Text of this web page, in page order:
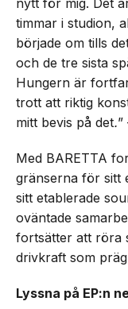
nytt för mig. Det
timmar i studion,
började om tills
och de tre sista
Hungern är
trott att riktig
mitt bevis på det.
Med BARETTA
gränserna för sitt
sitt etablerade
oväntade
fortsätter att röra
drivkraft som
Lyssna på EP:n